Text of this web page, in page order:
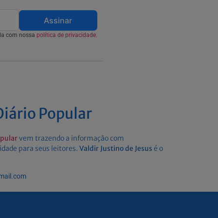
Assinar
com nossa política de privacidade.
Popular
vem trazendo a informação com
para seus leitores. Valdir Justino de Jesus é o